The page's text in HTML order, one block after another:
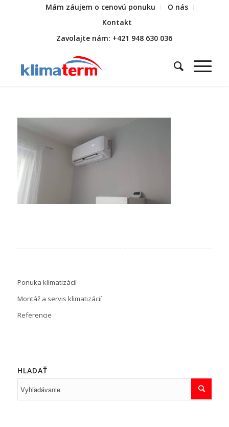
Mám záujem o cenovú ponuku
O nás
Kontakt
Zavolajte nám: +421 948 630 036
Ponuka klimatizácií
Montáž a servis klimatizácií
Referencie
HLADAŤ